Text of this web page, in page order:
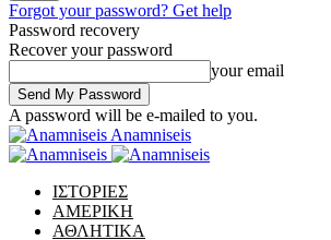
Forgot your password? Get help
Password recovery
Recover your password
your email
A password will be e-mailed to you.
Anamniseis
ΙΣΤΟΡΙΕΣ
ΑΜΕΡΙΚΗ
ΑΘΛΗΤΙΚΑ